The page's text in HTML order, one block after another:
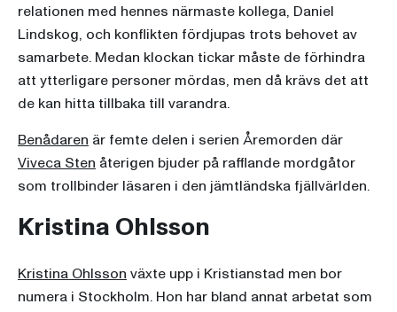
relationen med hennes närmaste kollega, Daniel
Lindskog, och konflikten fördjupas trots behovet av
samarbete. Medan klockan tickar måste de förhindra
att ytterligare personer mördas, men då krävs det att
de kan hitta tillbaka till varandra.
Benådaren är femte delen i serien Åremorden där
Viveca Sten återigen bjuder på rafflande mordgåtor
som trollbinder läsaren i den jämtländska fjällvärlden.
Kristina Ohlsson
Kristina Ohlsson växte upp i Kristianstad men bor
numera i Stockholm. Hon har bland annat arbetat som